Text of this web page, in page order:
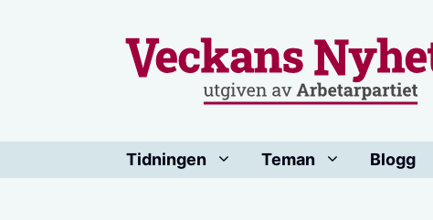
Tidningen Teman Blogg